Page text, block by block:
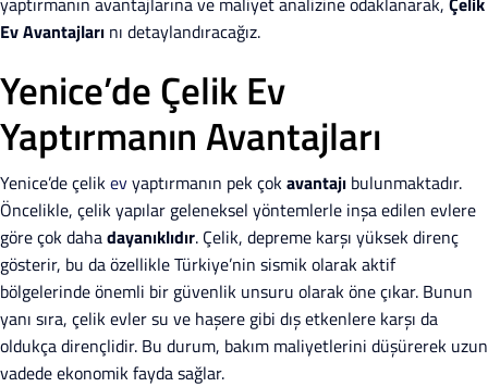
Ev Avantajları nı detaylandıracağız.
Yenice’de Çelik Ev
Yaptırmanın Avantajları
Yenice’de çelikevyaptırmanın pek çokavantajı bulunmaktadır.
Öncelikle, çelik yapılar geleneksel yöntemlerle inşa edilen evlere
göre çok dahadayanıklıdır. Çelik, depreme karşı yüksek direnç
gösterir, bu da özellikle Türkiye’nin sismik olarak aktif
bölgelerinde önemli bir güvenlik unsuru olarak öne çıkar. Bunun
yanı sıra, çelik evler su ve haşere gibi dış etkenlere karşı da
oldukça dirençlidir. Bu durum, bakım maliyetlerini düşürerek uzun
vadede ekonomik fayda sağlar.